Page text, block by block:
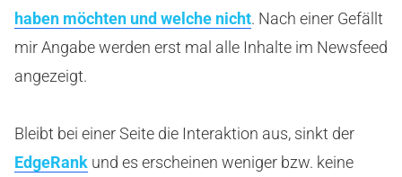
haben möchten und welche nicht. Nach einer Gefällt
mir Angabe werden erst mal alle Inhalte im Newsfeed
angezeigt.
Bleibt bei einer Seite die Interaktion aus, sinkt der
EdgeRank und es erscheinen weniger bzw. keine